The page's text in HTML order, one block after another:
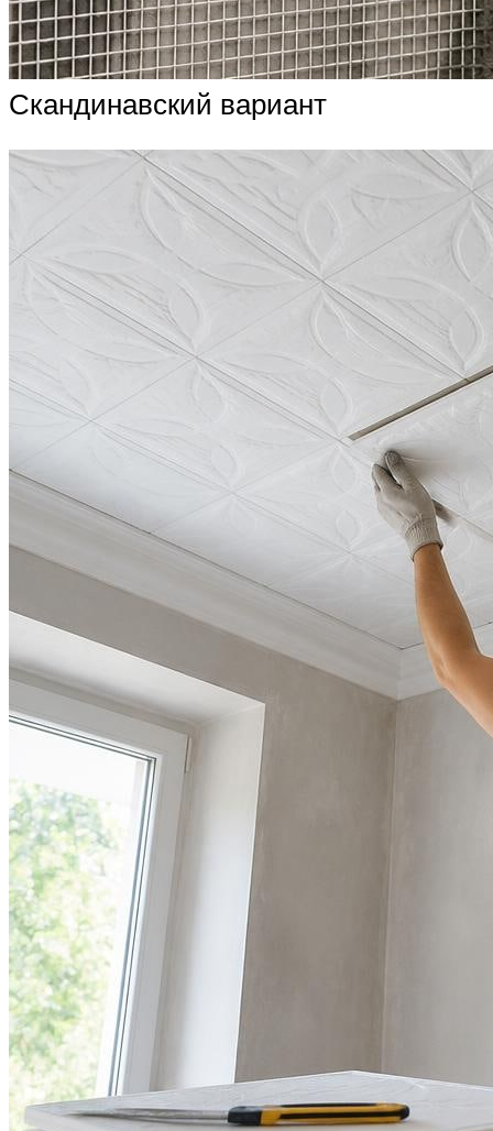
Скандинавский вариант